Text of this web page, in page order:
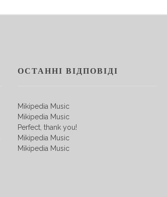
ОСТАННІ ВІДПОВІДІ
Mikipedia Music
Mikipedia Music
Perfect, thank you!
Mikipedia Music
Mikipedia Music